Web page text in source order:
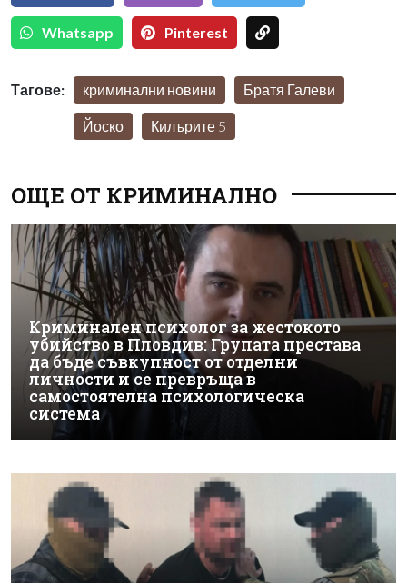
Whatsapp Pinterest
Тагове: криминални новини Братя Галеви
Йоско Килърите 5
ОЩЕ ОТ КРИМИНАЛНО
Криминален психолог за жестокото
убийство в Пловдив: Групата престава
да бъде съвкупност от отделни
личности и се превръща в
самостоятелна психологическа
система